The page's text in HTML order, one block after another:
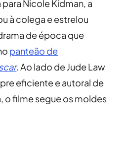
Nicole Kidman, a
à colega e estrelou
de época que
panteão de
. Ao lado de Jude Law
eficiente e autoral de
o filme segue os moldes